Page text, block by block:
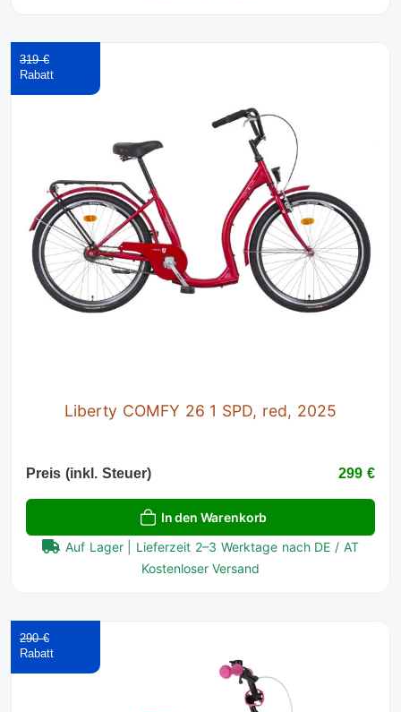
Liberty COMFY 26 1 SPD, red, 2025
319 €
Preis (inkl. Steuer) 299 €
In den Warenkorb
Auf Lager | Lieferzeit 2–3 Werktage nach DE / AT
Kostenloser Versand
290 €